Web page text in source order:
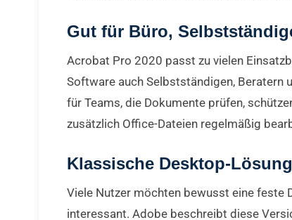
Gut für Büro,
Acrobat Pro 2020 passt zu vielen
Software auch Selbstständigen, Beratern
für Teams, die Dokumente prüfen,
zusätzlich Office-Dateien regelmäßig
Klassische Desktop-
Viele Nutzer möchten bewusst eine feste
interessant. Adobe beschreibt diese